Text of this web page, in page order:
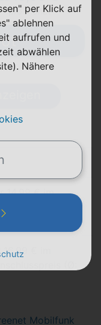
pro Monat
14,99 € im
(Ø:
€ im
Mobilfunk
per Klick auf
ablehnen
aufrufen und
abwählen
Nähere